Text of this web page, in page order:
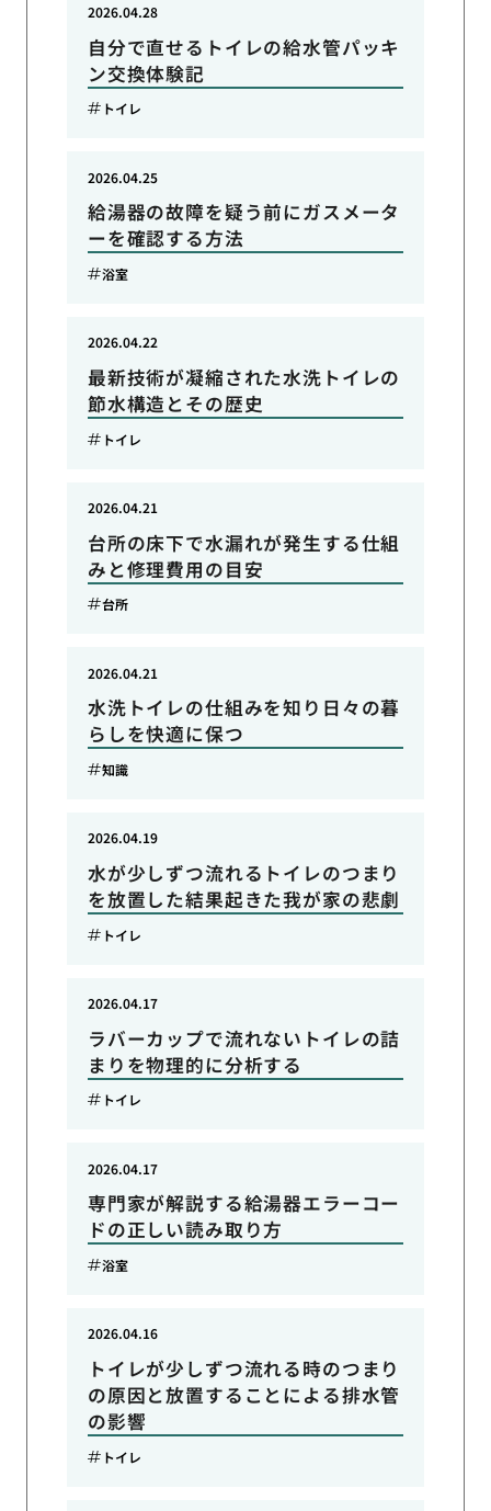
自分で直せるトイレの給水管パッキ
ン交換体験記
2026.04.28
トイレ
給湯器の故障を疑う前にガスメータ
ーを確認する方法
2026.04.25
浴室
最新技術が凝縮された水洗トイレの
節水構造とその歴史
2026.04.22
トイレ
台所の床下で水漏れが発生する仕組
みと修理費用の目安
2026.04.21
台所
水洗トイレの仕組みを知り日々の暮
らしを快適に保つ
2026.04.21
知識
水が少しずつ流れるトイレのつまり
を放置した結果起きた我が家の悲劇
2026.04.19
トイレ
ラバーカップで流れないトイレの詰
まりを物理的に分析する
2026.04.17
トイレ
専門家が解説する給湯器エラーコー
ドの正しい読み取り方
2026.04.17
浴室
トイレが少しずつ流れる時のつまり
の原因と放置することによる排水管
の影響
2026.04.16
トイレ